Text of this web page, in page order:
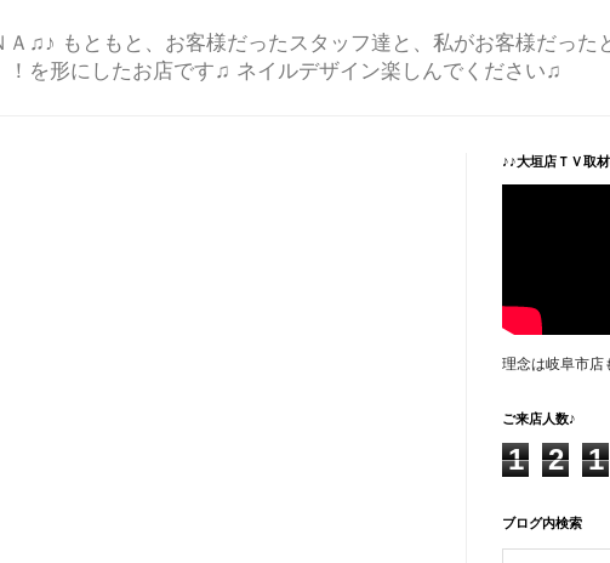
♫♪ もともと、お客様だったスタッフ達と、私がお客様だった
！を形にしたお店です♫ ネイルデザイン楽しんでください♫
♪♪大垣店ＴＶ取
理念は岐阜市
ご来店人数♪
1 2 1
ブログ内検索